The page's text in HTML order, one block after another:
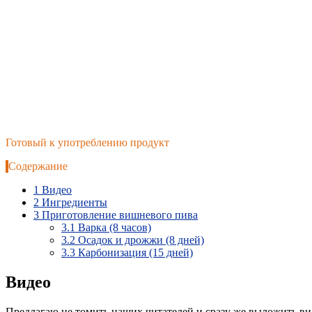
Готовый к употреблению продукт
Содержание
1 Видео
2 Ингредиенты
3 Приготовление вишневого пива
3.1 Варка (8 часов)
3.2 Осадок и дрожжи (8 дней)
3.3 Карбонизация (15 дней)
Видео